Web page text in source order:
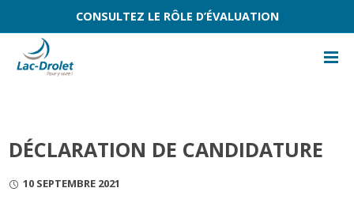
CONSULTEZ LE RÔLE D’ÉVALUATION
DÉCLARATION DE CANDIDATURE
10 SEPTEMBRE 2021